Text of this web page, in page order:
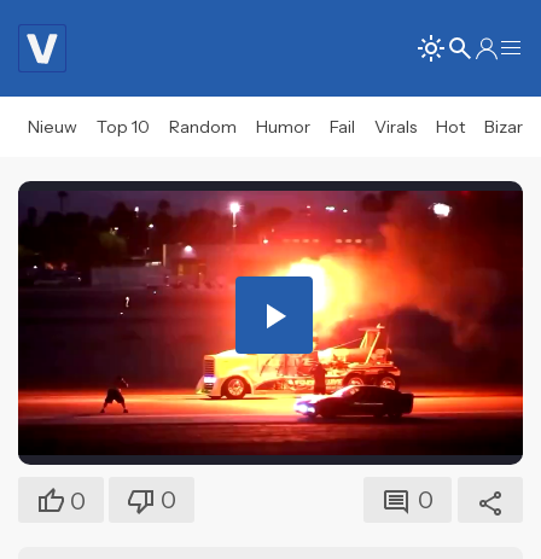
Nieuw Top 10 Random Humor Fail Virals Hot Bizar
Play
Video
0 0 0